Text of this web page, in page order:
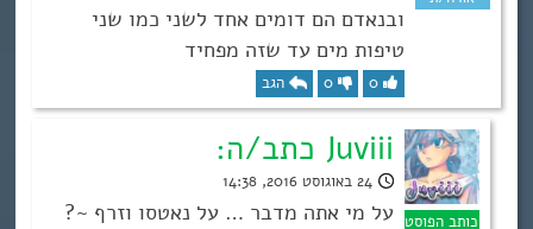
ובנאדם הם דומים אחד לשני כמו שני
טיפות מים עד שזה מפחיד
0
0 הגב
Juviii כתב/ה:
24 באוגוסט 2016, 14:38
על מי אתה מדבר … על נאטסו וזרף ~?